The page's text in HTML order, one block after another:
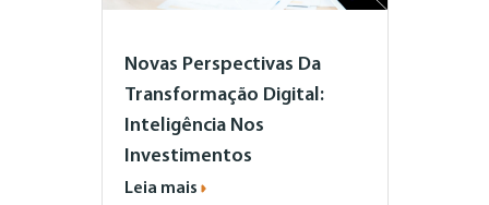
Novas Perspectivas Da
Transformação Digital:
Inteligência Nos
Investimentos
Leia mais